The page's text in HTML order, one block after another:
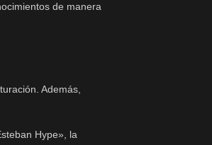
de manera
Además,
Hype», la